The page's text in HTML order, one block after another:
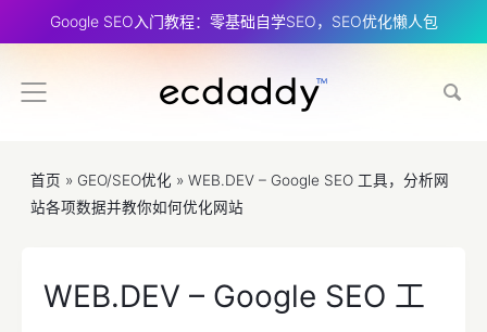
Google SEO入门教程：零基础自学SEO，SEO优化懒人包
首页 » GEO/SEO优化 » WEB.DEV – Google SEO 工具，分析网
站各项数据并教你如何优化网站
WEB.DEV – Google SEO 工